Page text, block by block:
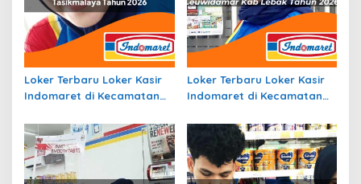
Loker Terbaru Loker Kasir
Indomaret di Kecamatan
Tasikmalaya Tahun 2026
Loker Terbaru Loker Kasir
Indomaret di Kecamatan
Tahun 2026